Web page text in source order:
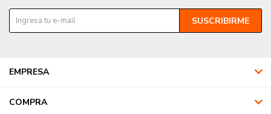
EMPRESA
COMPRA
SUSCRIBIRME